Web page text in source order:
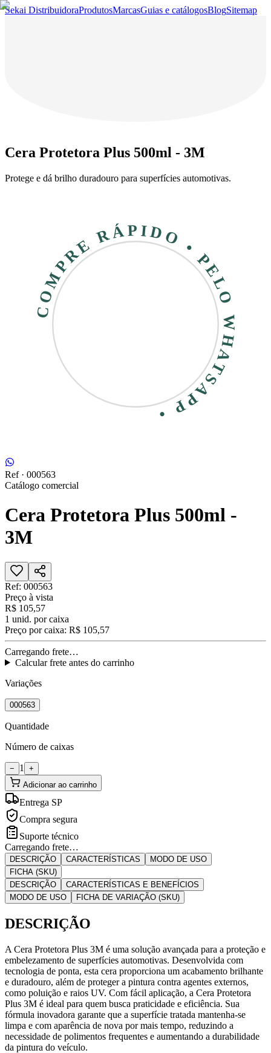
Sekai DistribuidoraProdutosMarcasGuias e catálogosBlogSitemap
Cera Protetora Plus 500ml - 3M
Protege e dá brilho duradouro para superfícies automotivas.
COMPRE RÁPIDO • PELO WHATSAPP •
Ref · 000563
Catálogo comercial
Cera Protetora Plus 500ml -
3M
Ref: 000563
Preço à vista
R$ 105,57
1 unid. por caixa
Preço por caixa: R$ 105,57
Carregando frete…
Calcular frete antes do carrinho
Variações
000563
Quantidade
Número de caixas
− 1
+
Adicionar ao carrinho
Entrega SP
Compra segura
Suporte técnico
Carregando frete…
DESCRIÇÃO CARACTERÍSTICAS
MODO DE USO
FICHA (SKU)
DESCRIÇÃO
CARACTERÍSTICAS E BENEFÍCIOS
MODO DE USO
FICHA DE VARIAÇÃO (SKU)
DESCRIÇÃO
A Cera Protetora Plus 3M é uma solução avançada para a proteção e
embelezamento de superfícies automotivas. Desenvolvida com
tecnologia de ponta, esta cera proporciona um acabamento brilhante
e duradouro, além de proteger a pintura contra agentes externos,
como poluição e raios UV. Com fácil aplicação, a Cera Protetora
Plus 3M é ideal para quem busca praticidade e eficiência. Sua
fórmula inovadora garante que a superfície tratada mantenha-se
limpa e com aparência de nova por mais tempo, reduzindo a
necessidade de polimentos frequentes e aumentando a durabilidade
da pintura do veículo.